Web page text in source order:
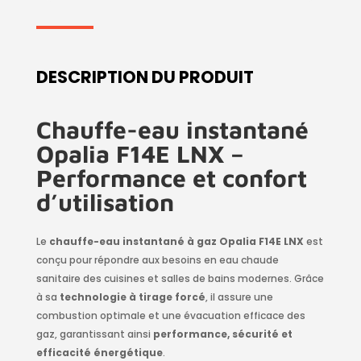
DESCRIPTION DU PRODUIT
Chauffe-eau instantané
Opalia F14E LNX –
Performance et confort
d’utilisation
Le chauffe-eau instantané à gaz Opalia F14E LNX est
conçu pour répondre aux besoins en eau chaude
sanitaire des cuisines et salles de bains modernes. Grâce
à sa technologie à tirage forcé, il assure une
combustion optimale et une évacuation efficace des
gaz, garantissant ainsi performance, sécurité et
efficacité énergétique.